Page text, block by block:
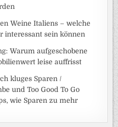
Weine Italiens – welche
interessant sein können
Warum aufgeschobene
leise auffrisst
kluges Sparen /
und Too Good To Go
wie Sparen zu mehr